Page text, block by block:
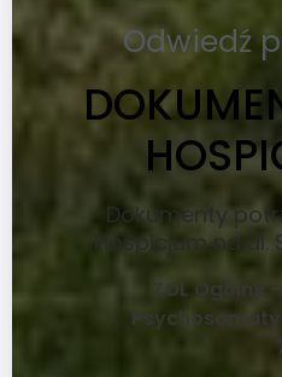
Odwiedź
Dokumenty
Hospicjum na ul.
ZOL Ogólny